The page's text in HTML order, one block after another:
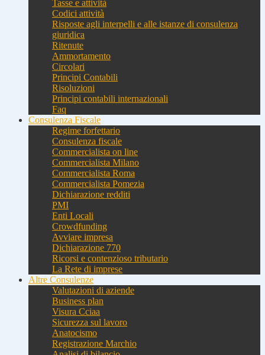
Tasse e attività
Codici attività
Risposte agli interpelli e alle istanze di consulenza
giuridica
Ritenute
Ammortamento
Circolari
Principi Contabili
Risoluzioni
Principi contabili internazionali
Faq
Consulenza Fiscale
Regime forfettario
Consulenza fiscale
Commercialista on line
Commercialista Milano
Commercialista Roma
Commercialista Pomezia
Dichiarazione redditi
PMI
Enti Locali
Crowdfunding
Avviare impresa
Dichiarazione 770
Ricorsi e contenzioso tributario
La Rete di imprese
Altre Consulenze
Valutazioni di aziende
Business plan
Visura Cciaa
Sicurezza sul lavoro
Anatocismo
Registrazione Marchio